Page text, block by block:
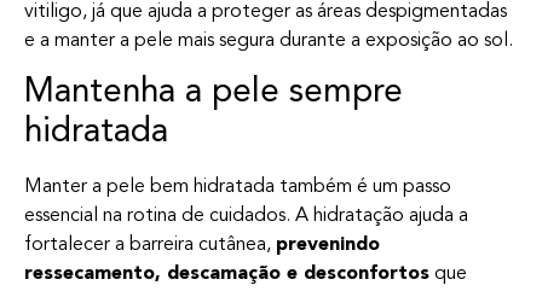
vitiligo, já que ajuda a proteger as áreas despigmentadas
e a manter a pele mais segura durante a exposição ao sol.
Mantenha a pele sempre
hidratada
Manter a pele bem hidratada também é um passo
essencial na rotina de cuidados. A hidratação ajuda a
fortalecer a barreira cutânea, prevenindo
ressecamento, descamação e desconfortos que